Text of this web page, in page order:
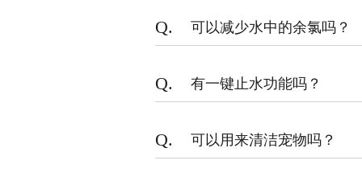
Q. 可以减少水中的余氯吗？
Q. 有一键止水功能吗？
Q. 可以用来清洁宠物吗？